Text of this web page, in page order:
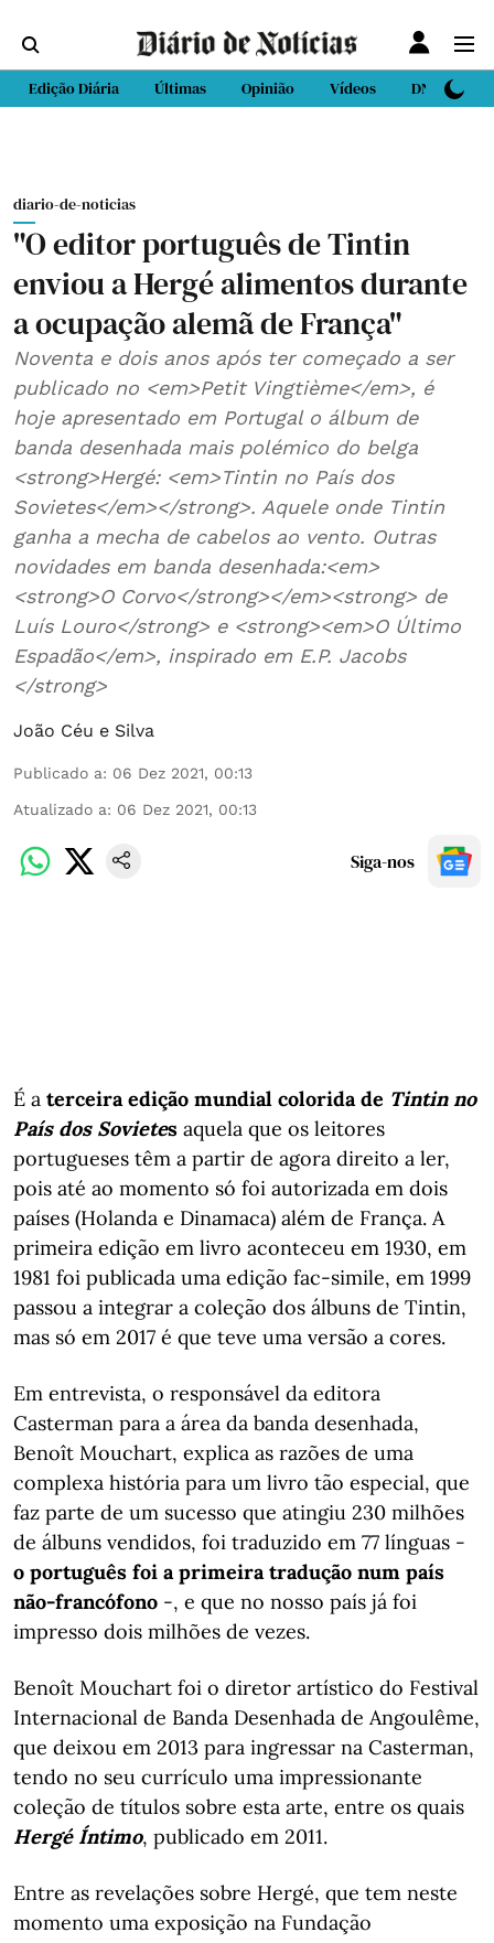
Edição Diária Últimas Opinião Vídeos DN Sport
diario-de-noticias
"O editor português de Tintin
enviou a Hergé alimentos durante
a ocupação alemã de França"
Noventa e dois anos após ter começado a ser
publicado no <em>Petit Vingtième</em>, é
hoje apresentado em Portugal o álbum de
banda desenhada mais polémico do belga
<strong>Hergé: <em>Tintin no País dos
Sovietes</em></strong>. Aquele onde Tintin
ganha a mecha de cabelos ao vento. Outras
novidades em banda desenhada:<em>
<strong>O Corvo</strong></em><strong> de
Luís Louro</strong> e <strong><em>O Último
Espadão</em>, inspirado em E.P. Jacobs
</strong>
João Céu e Silva
Publicado a: 06 Dez 2021, 00:13
Atualizado a: 06 Dez 2021, 00:13
Siga-nos
É a terceira edição mundial colorida de Tintin no
País dos Sovietes aquela que os leitores
portugueses têm a partir de agora direito a ler,
pois até ao momento só foi autorizada em dois
países (Holanda e Dinamaca) além de França. A
primeira edição em livro aconteceu em 1930, em
1981 foi publicada uma edição fac-simile, em 1999
passou a integrar a coleção dos álbuns de Tintin,
mas só em 2017 é que teve uma versão a cores.
Em entrevista, o responsável da editora
Casterman para a área da banda desenhada,
Benoît Mouchart, explica as razões de uma
complexa história para um livro tão especial, que
faz parte de um sucesso que atingiu 230 milhões
de álbuns vendidos, foi traduzido em 77 línguas -
o português foi a primeira tradução num país
não-francófono -, e que no nosso país já foi
impresso dois milhões de vezes.
Benoît Mouchart foi o diretor artístico do Festival
Internacional de Banda Desenhada de Angoulême,
que deixou em 2013 para ingressar na Casterman,
tendo no seu currículo uma impressionante
coleção de títulos sobre esta arte, entre os quais
Hergé Íntimo, publicado em 2011.
Entre as revelações sobre Hergé, que tem neste
momento uma exposição na Fundação